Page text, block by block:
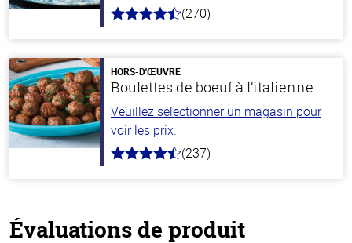
4.5
stars
(270)
HORS-D'ŒUVRE
Boulettes de boeuf à l’italienne
Veuillez sélectionner un magasin pour
voir les prix.
4.6
(237)
Évaluations de produit